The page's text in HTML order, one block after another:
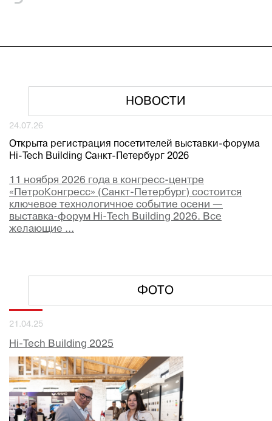
НОВОСТИ
24.07.26
Открыта регистрация посетителей выставки-форума
Hi-Tech Building Санкт-Петербург 2026
11 ноября 2026 года в конгресс-центре
«ПетроКонгресс» (Санкт-Петербург) состоится
ключевое технологичное событие осени —
выставка-форум Hi-Tech Building 2026. Все
желающие ...
ФОТО
21.04.25
Hi-Tech Building 2025